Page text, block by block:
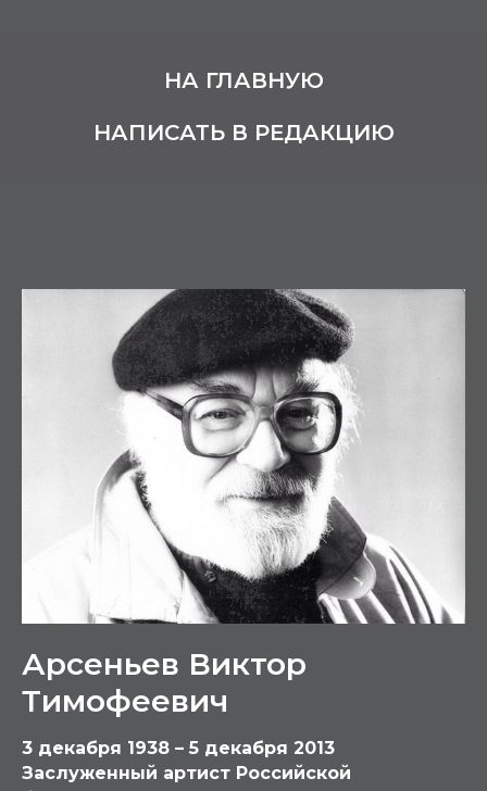
НА ГЛАВНУЮ
НАПИСАТЬ В РЕДАКЦИЮ
Арсеньев Виктор
Тимофеевич
3 декабря 1938 – 5 декабря 2013
Заслуженный артист Российской